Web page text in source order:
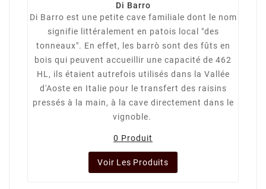
Di Barro
Di Barro est une petite cave familiale dont le nom
signifie littéralement en patois local "des
tonneaux". En effet, les barrò sont des fûts en
bois qui peuvent accueillir une capacité de 462
HL, ils étaient autrefois utilisés dans la Vallée
d'Aoste en Italie pour le transfert des raisins
pressés à la main, à la cave directement dans le
vignoble.
0 Produit
Voir Les Produits